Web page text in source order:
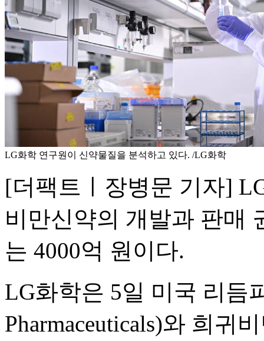
LG화학 연구원이 신약물질을 분석하고 있다. /LG화학
[더팩트ㅣ장병문 기자]
비만신약의 개발과 판매
는 4000억 원이다.
LG화학은 5일 미국 리듬
Pharmaceuticals)와 희귀